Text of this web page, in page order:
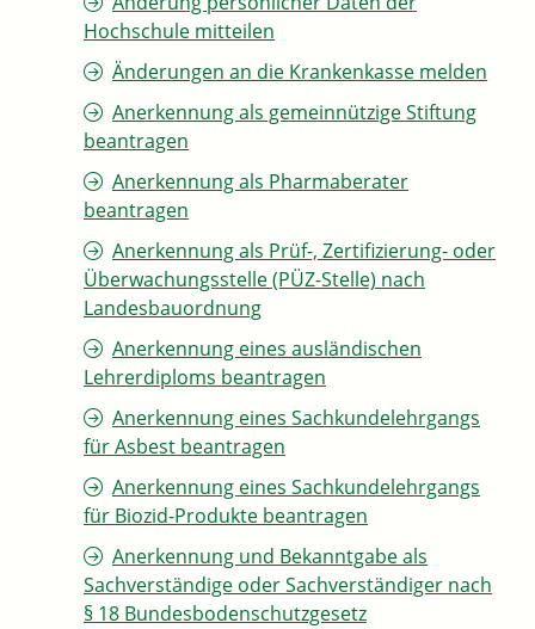
Hochschule mitteilen
Änderungen an die Krankenkasse melden
Anerkennung als gemeinnützige Stiftung
beantragen
Anerkennung als Pharmaberater
beantragen
Anerkennung als Prüf-, Zertifizierung- oder
Überwachungsstelle (PÜZ-Stelle) nach
Landesbauordnung
Anerkennung eines ausländischen
Lehrerdiploms beantragen
Anerkennung eines Sachkundelehrgangs
für Asbest beantragen
Anerkennung eines Sachkundelehrgangs
für Biozid-Produkte beantragen
Anerkennung und Bekanntgabe als
Sachverständige oder Sachverständiger nach
§ 18 Bundesbodenschutzgesetz